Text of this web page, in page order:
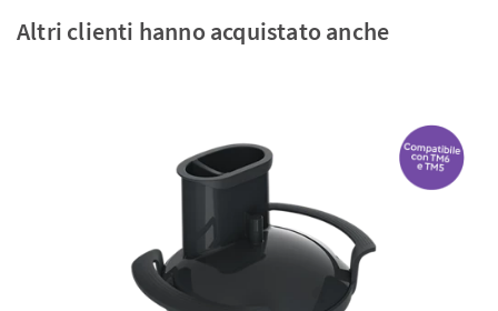
Altri clienti hanno acquistato anche